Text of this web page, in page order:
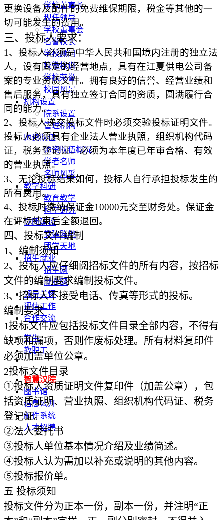
学校董事长
现任领导
学校董事会
名誉校长
学校顾问
校徽校训
学校荣誉
校园风景
机构设置
院系设置
管理机构
师资队伍
师资队伍概况
学者名师
名师风采
教学科研
教育教学
科学研究
党团建设
党建阵地
团学天地
招生就业
招生网
就业网
领导关怀
评估工作
合作交流
学生
教职工
智慧汉院
图书馆
信息公开
邮件系统
人才招聘
更换设备及配件的免费维保期限，税金等其他的一
切可能发生的费用。
三、投标人要求：
1 、投标人必须是中华人民共和国境内注册的独立法
人，设有固定的经营地点，具有在江夏供电公司备
案的专业资质文件。拥有良好的信誉、经营业绩和
售后服务，具有独立签订合同的资质，圆满履行合
同的能力。
2、投标人递交投标文件时必须交验投标证明文件。
投标人必须具有企业法人营业执照，组织机构代码
证，税务登记证。必须为本年度已年审合格、有效
的营业执照。
3、无论投标结果如何，投标人自行承担投标发生的
所有费用。
4、投标时缴纳保证金10000元交至财务处。保证金
在评标结束后全额退回。
四、投标文件编制
1、编制须知
2、投标人应仔细阅招标文件的所有内容，按招标
文件的编制要求编制投标文件。
3、招标人不接受电话、传真等形式的投标。
编制要求
1投标文件应包括投标文件目录全部内容，不得有
缺项和漏项，否则作废标处理。所有材料复印件
必须加盖单位公章。
2投标文件目录
①投标人资质证明文件复印件（加盖公章），包
括资质证明、营业执照、组织机构代码证、税务
登记证。
②法人委托书
③投标人单位基本情况介绍及业绩简述。
④投标人认为需加以补充或说明的其他内容。
⑤投标报价单。
五 投标须知
投标文件分为正本一份，副本一份，并注明“正